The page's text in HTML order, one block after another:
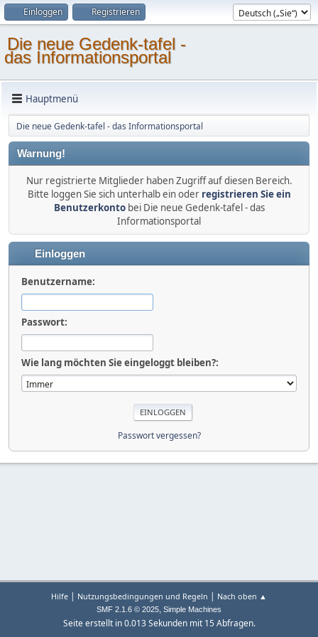
Einloggen Registrieren
Die neue Gedenk-tafel -
das Informationsportal
Hauptmenü
Die neue Gedenk-tafel - das Informationsportal
Warnung!
Nur registrierte Mitglieder haben Zugriff auf diesen Bereich.
Bitte loggen Sie sich unterhalb ein oder registrieren Sie ein
Benutzerkontobei Die neue Gedenk-tafel - das
Informationsportal
Einloggen
Benutzername:
Passwort:
Wie lang möchten Sie eingeloggt bleiben?:
Passwort vergessen?
Hilfe | Nutzungsbedingungen und Regeln | Nach oben ▲
SMF 2.1.6 © 2025, Simple Machines
Seite erstellt in 0.013 Sekunden mit 15 Abfragen.